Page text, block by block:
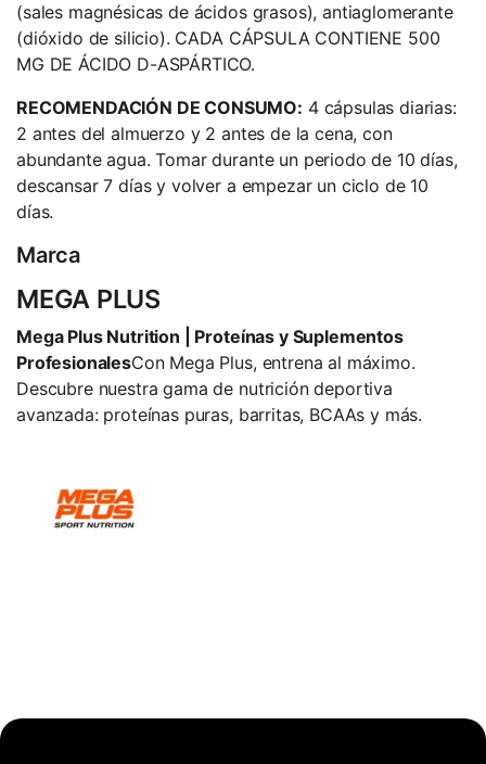
(sales magnésicas de ácidos grasos), antiaglomerante
(dióxido de silicio). CADA CÁPSULA CONTIENE 500
MG DE ÁCIDO D-ASPÁRTICO.
RECOMENDACIÓN DE CONSUMO: 4 cápsulas diarias:
2 antes del almuerzo y 2 antes de la cena, con
abundante agua. Tomar durante un periodo de 10 días,
descansar 7 días y volver a empezar un ciclo de 10
días.
Marca
MEGA PLUS
Mega Plus Nutrition | Proteínas y Suplementos
ProfesionalesCon Mega Plus, entrena al máximo.
Descubre nuestra gama de nutrición deportiva
avanzada: proteínas puras, barritas, BCAAs y más.